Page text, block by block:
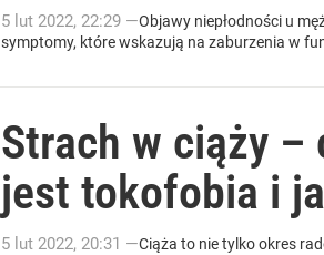
5 lut 2022, 22:29 —Objawy niepłodności u
symptomy, które wskazują na zaburzenia w
Strach w ciąży –
jest tokofobia i
5 lut 2022, 20:31 —Ciąża to nie tylko okres